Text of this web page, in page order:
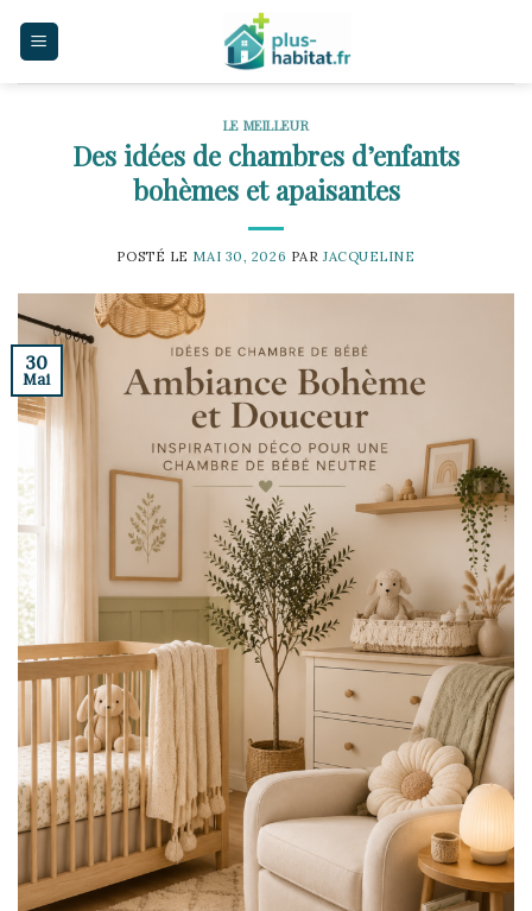
LE MEILLEUR
Des idées de chambres d’enfants
bohèmes et apaisantes
POSTÉ LE MAI 30, 2026 PAR JACQUELINE
30
Mai